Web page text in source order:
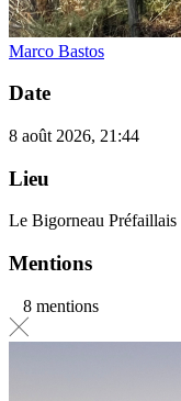
Marco Bastos
Date
8 août 2026, 21:44
Lieu
Le Bigorneau Préfaillais
Mentions
8 mentions